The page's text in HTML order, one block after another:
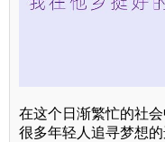
在这个日渐繁忙的社
很多年轻人追寻梦想